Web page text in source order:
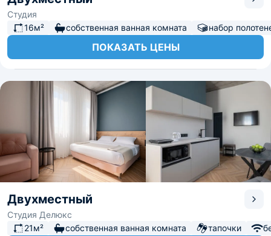
Студия
16м²
собственная ванная комната набор
ПОКАЗАТЬ ЦЕНЫ
Двухместный
Студия Делюкс
21м²
собственная ванная комната тапочки